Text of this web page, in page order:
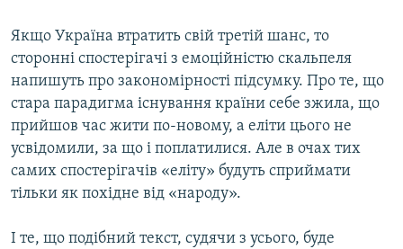
Якщо Україна втратить свій третій шанс, то
сторонні спостерігачі з емоційністю скальпеля
напишуть про закономірності підсумку. Про те, що
стара парадигма існування країни себе зжила, що
прийшов час жити по-новому, а еліти цього не
усвідомили, за що і поплатилися. Але в очах тих
самих спостерігачів «еліту» будуть сприймати
тільки як похідне від «народу».
І те, що подібний текст, судячи з усього, буде